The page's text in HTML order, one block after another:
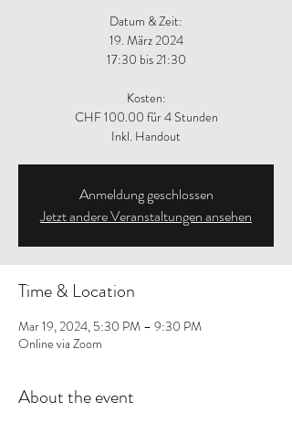
Datum & Zeit:
19. März 2024
17:30 bis 21:30
Kosten:
CHF 100.00 für 4 Stunden
Inkl. Handout
Anmeldung geschlossen
Jetzt andere Veranstaltungen ansehen
Time & Location
Mar 19, 2024, 5:30 PM – 9:30 PM
Online via Zoom
About the event